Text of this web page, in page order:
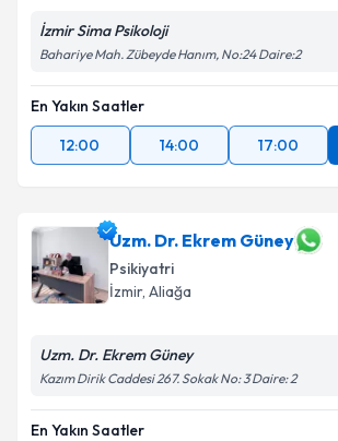
İzmir Sima Psikoloji
Bahariye Mah. Zübeyde Hanım, No:24 Daire:2
En Yakın Saatler
12:00
14:00 17:00
Uzm. Dr. Ekrem Güney
Psikiyatri
İzmir, Aliağa
Uzm. Dr. Ekrem Güney
Kazım Dirik Caddesi 267. Sokak No: 3 Daire: 2
En Yakın Saatler